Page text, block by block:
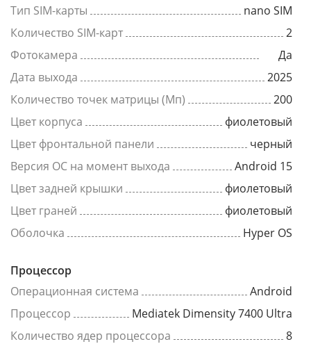
Тип SIM-карты
nano SIM
Количество SIM-карт
2
Фотокамера
Да
Дата выхода
2025
Количество точек матрицы (Мп)
200
Цвет корпуса
фиолетовый
Цвет фронтальной панели
черный
Версия ОС на момент выхода
Android 15
Цвет задней крышки
фиолетовый
Цвет граней
фиолетовый
Оболочка
Hyper OS
Процессор
Операционная система
Android
Процессор
Mediatek Dimensity 7400 Ultra
Количество ядер процессора
8